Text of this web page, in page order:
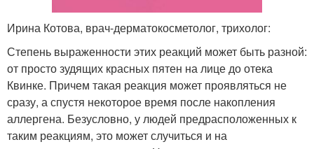
Ирина Котова, врач-дерматокосметолог, трихолог:
Степень выраженности этих реакций может быть разной:
от просто зудящих красных пятен на лице до отека
Квинке. Причем такая реакция может проявляться не
сразу, а спустя некоторое время после накопления
аллергена. Безусловно, у людей предрасположенных к
таким реакциям, это может случиться и на